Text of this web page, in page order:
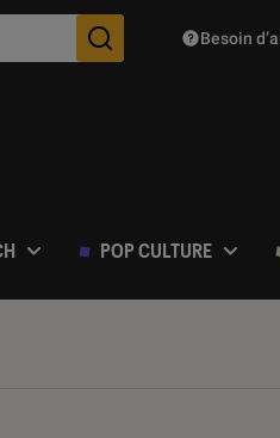
Des suggestions
Besoin
POP CULTURE